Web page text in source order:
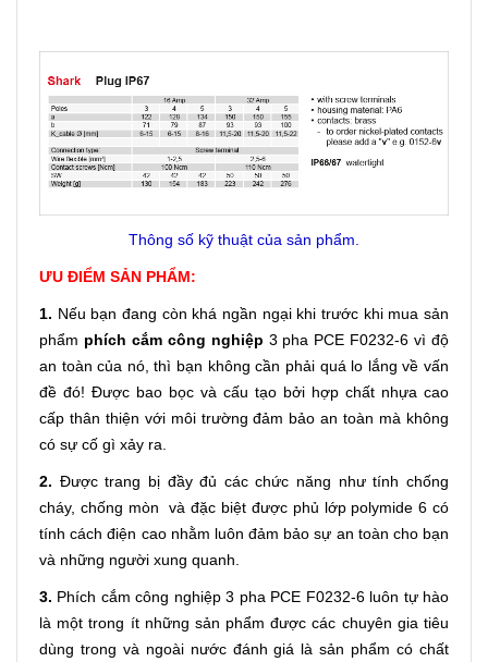
Thông số kỹ thuật của sản phẩm.
ƯU ĐIỂM SẢN PHẨM:
1. Nếu bạn đang còn khá ngần ngại khi trước khi mua sản
phẩm phích cắm công nghiệp 3 pha PCE F0232-6 vì độ
an toàn của nó, thì bạn không cần phải quá lo lắng về vấn
đề đó! Được bao bọc và cấu tạo bởi hợp chất nhựa cao
cấp thân thiện với môi trường đảm bảo an toàn mà không
có sự cố gì xảy ra.
2. Được trang bị đầy đủ các chức năng như tính chống
cháy, chống mòn và đặc biệt được phủ lớp polymide 6 có
tính cách điện cao nhằm luôn đảm bảo sự an toàn cho bạn
và những người xung quanh.
3. Phích cắm công nghiệp 3 pha PCE F0232-6luôn tự hào
là một trong ít những sản phẩm được các chuyên gia tiêu
dùng trong và ngoài nước đánh giá là sản phẩm có chất